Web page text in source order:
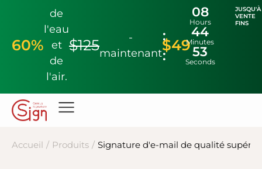
60%
de
l'eau
et
de
l'air.
$125
-
maintenant$49
08
Hours
44
Minutes
52
Seconds
JUSQU'À
VENTE
FINS
Accueil / Produits / Signature d'e-mail de qualité